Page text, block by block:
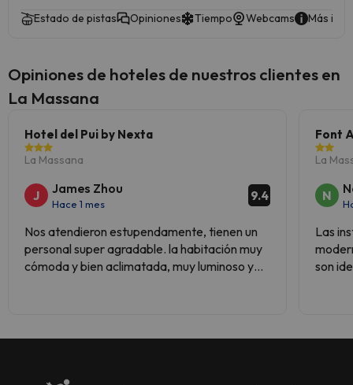
fianza.
Estado de pistas Opiniones Tiempo Webcams Más info
Opiniones de hoteles de nuestros clientes en
La Massana
Hotel del Pui by Nexta
La Massana
J James Zhou
Hace 1 mes
9.4
Nos atendieron estupendamente, tienen un
personal super agradable. la habitación muy
cómoda y bien aclimatada, muy luminoso y
Font
La
N
Las
son